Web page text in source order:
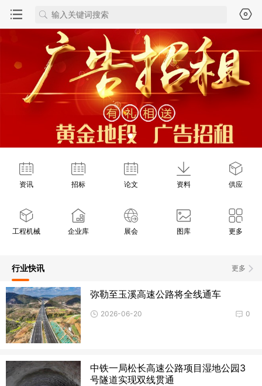
资讯 招标 论文 资料 供应
工程机械 企业库 展会 图库 更多
更多
行业快讯
弥勒至玉溪高速公路将全线通车
0
2026-06-20
中铁一局松长高速公路项目湿地公园3
号隧道实现双线贯通